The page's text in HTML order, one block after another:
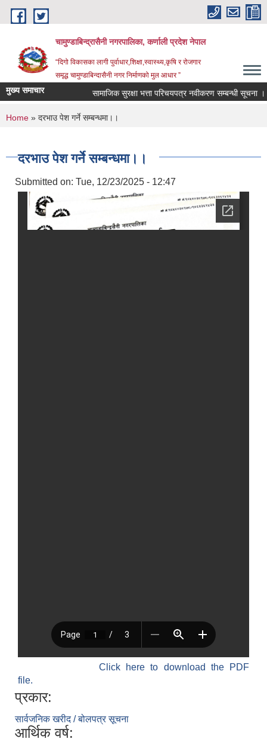
Skip to main content
चामुण्डाबिन्द्रासैनी नगरपालिका, कर्णाली प्रदेश नेपाल
“दिगो विकासका लागी पुर्वाधार,शिक्षा,स्वास्थ्य,कृषि र रोजगार
समृद्ध चामुण्डाबिन्दासैनी नगर निर्माणको मुल आधार ”
मुख्य समाचार सामाजिक सुरक्षा भत्ता परिचयपत्र नवीकरण सम्बन्धी सूचना
You are here
Home » दरभाउ पेश गर्ने सम्बन्धमा।।
दरभाउ पेश गर्ने सम्बन्धमा।।
Submitted on: Tue, 12/23/2025 - 12:47
Click here to download the PDF
file.
प्रकार:
सार्वजनिक खरीद / बोलपत्र सूचना
आर्थिक वर्ष: